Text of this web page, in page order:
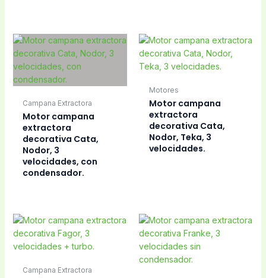
Campana Extractora
Motor campana
extractora
decorativa Cata,
Nodor, 3
velocidades, con
condensador.
Motores
Motor campana
extractora
decorativa Cata,
Nodor, Teka, 3
velocidades.
Campana Extractora